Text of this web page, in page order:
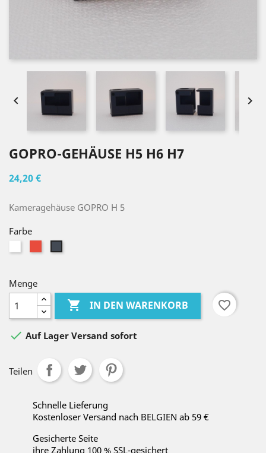
 
GOPRO-GEHÄUSE H5 H6 H7
24,20 €
Kameragehäuse GOPRO H 5
Farbe
Menge
 IN DEN WARENKORB favorite_border
 Auf Lager Versand sofort
Teilen
Schnelle Lieferung
Kostenloser Versand nach BELGIEN ab 59 €
Gesicherte Seite
ihre Zahlung 100 % SSL-gesichert